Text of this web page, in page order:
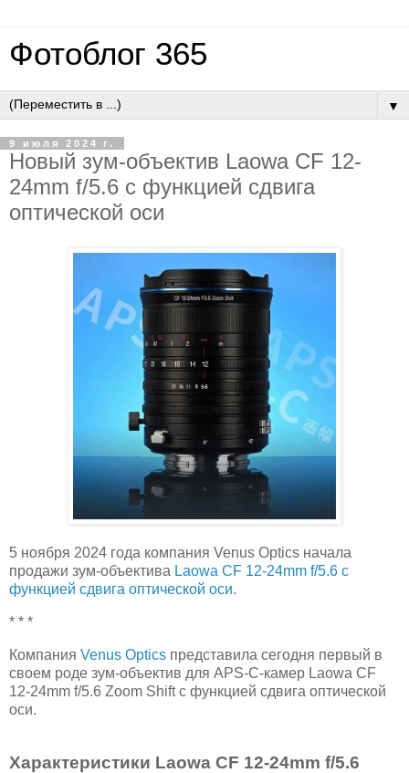
Фотоблог 365
▼
9 июля 2024 г.
Новый зум-объектив Laowa CF 12-
24mm f/5.6 с функцией сдвига
оптической оси
5 ноября 2024 года компания Venus Optics начала
продажи зум-объектива Laowa CF 12-24mm f/5.6 с
функцией сдвига оптической оси.
* * *
Компания Venus Optics представила сегодня первый в
своем роде зум-объектив для APS-C-камер Laowa CF
12-24mm f/5.6 Zoom Shift с функцией сдвига оптической
оси.
Характеристики Laowa CF 12-24mm f/5.6